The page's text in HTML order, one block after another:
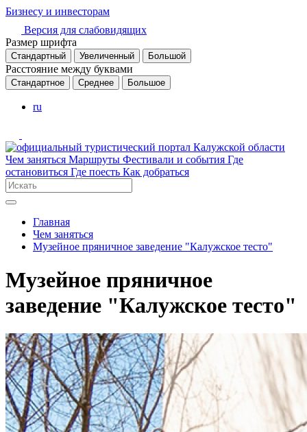
Бизнесу и инвесторам
Версия для слабовидящих
Размер шрифта
Стандартный Увеличенный Большой
Расстояние между буквами
Стандартное Среднее Большое
ru
Чем заняться Маршруты Фестивали и события Где
остановиться Где поесть Как добраться
Главная
Чем заняться
Музейное пряничное заведение "Калужское тесто"
Музейное пряничное
заведение "Калужское тесто"